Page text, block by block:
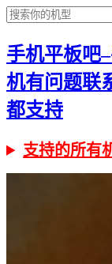
手机平板吧
机有问题联
都支持
支持的所有